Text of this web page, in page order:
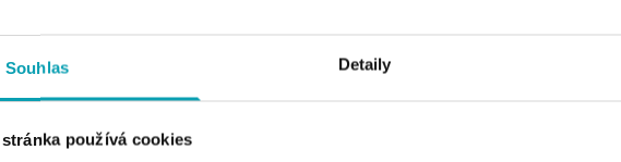
Souhlas Detaily
používá cookies